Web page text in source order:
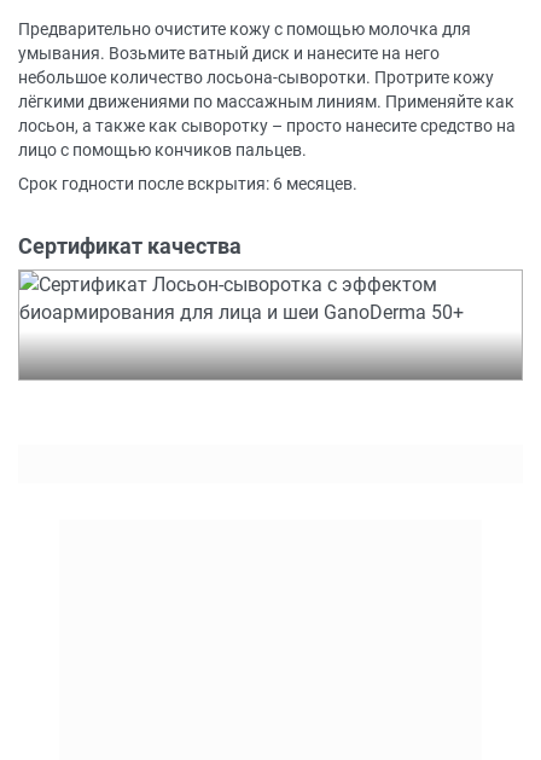
Предварительно очистите кожу с помощью молочка для
умывания. Возьмите ватный диск и нанесите на него
небольшое количество лосьона-сыворотки. Протрите кожу
лёгкими движениями по массажным линиям. Применяйте как
лосьон, а также как сыворотку – просто нанесите средство на
лицо с помощью кончиков пальцев.
Срок годности после вскрытия: 6 месяцев.
Сертификат качества